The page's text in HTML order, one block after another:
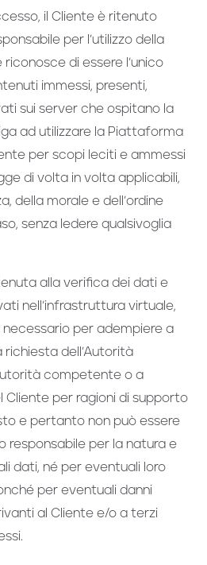
il Cliente è ritenuto
per l’utilizzo della
di essere l’unico
immessi, presenti,
sui server che ospitano la
ad utilizzare la Piattaforma
per scopi leciti e ammessi
di volta in volta applicabili,
della morale e dell’ordine
senza ledere qualsivoglia
alla verifica dei dati e
nell’infrastruttura virtuale,
necessario per adempiere a
richiesta dell’Autorità
competente o a
per ragioni di supporto
e pertanto non può essere
responsabile per la natura e
dati, né per eventuali loro
per eventuali danni
al Cliente e/o a terzi